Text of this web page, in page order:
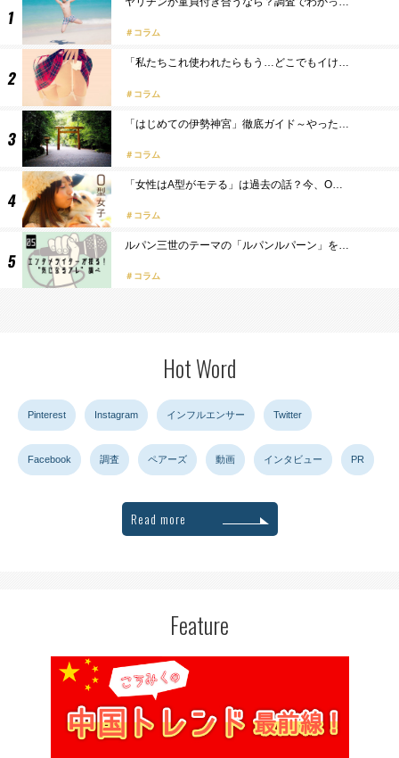
コラム
「私たちこれ使われたらもう…どこでもイけ…
コラム
「はじめての伊勢神宮」徹底ガイド～やった…
コラム
「女性はA型がモテる」は過去の話？今、O…
コラム
ルパン三世のテーマの「ルパンルパーン」を…
コラム
Hot Word
Pinterest Instagram インフルエンサー Twitter
Facebook 調査 ペアーズ 動画 インタビュー PR
Read more
Feature